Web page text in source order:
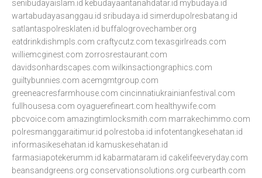
senibudayaislam.id kebudayaantanahdatar.id mybudaya.id
wartabudayasanggau.id sribudaya.id simerdupolresbatang.id
satlantaspolresklaten.id buffalogrovechamber.org
eatdrinkdishmpls.com craftycutz.com texasgirlreads.com
williemcginest.com zorrosrestaurant.com
davidsonhardscapes.com wilkinsactiongraphics.com
guiltybunnies.com acemgmtgroup.com
greeneacresfarmhouse.com cincinnatiukrainianfestival.com
fullhousesa.com oyaguerefineart.com healthywife.com
pbcvoice.com amazingtimlocksmith.com marrakechimmo.com
polresmanggaraitimur.id polrestoba.id infotentangkesehatan.id
informasikesehatan.id kamuskesehatan.id
farmasiapotekerumm.id kabarmataram.id cakelifeeveryday.com
beansandgreens.org conservationsolutions.org curbearth.com